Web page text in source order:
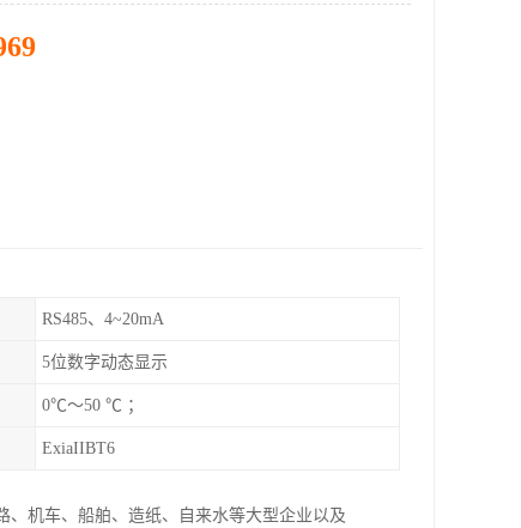
RS485、4~20mA
5位数字动态显示
0℃～50 ℃ ；
ExiaIIBT6
机车、船舶、造纸、自来水等大型企业以及